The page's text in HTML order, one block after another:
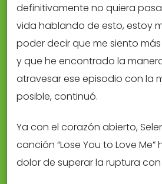
definitivamente no quiera
vida hablando de esto, estoy
poder decir que me siento
y que he encontrado la
atravesar ese episodio con la
posible, continuó.
Ya con el corazón abierto,
canción “Lose You to Love Me”
dolor de superar la ruptura con